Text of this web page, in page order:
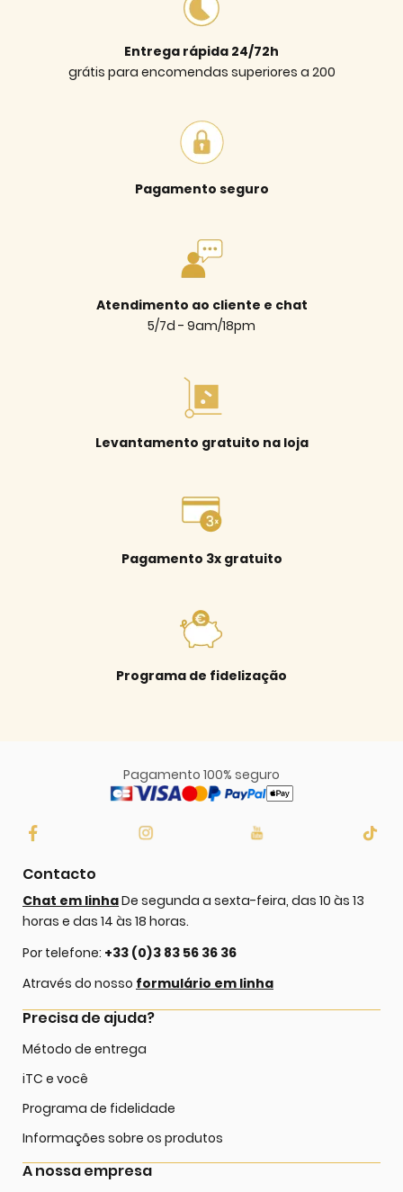
Entrega rápida 24/72h
grátis para encomendas superiores a 200
Pagamento seguro
Atendimento ao cliente e chat
5/7d - 9am/18pm
Levantamento gratuito na loja
Pagamento 3x gratuito
Programa de fidelização
Pagamento 100% seguro
Contacto
Chat em linhaDe segunda a sexta-feira, das 10 às 13
horas e das 14 às 18 horas.
Por telefone: +33 (0)3 83 56 36 36
Através do nosso formulário em linha
A nossa empresa
Precisa de ajuda?
Método de entrega
iTC e você
Programa de fidelidade
Informações sobre os produtos